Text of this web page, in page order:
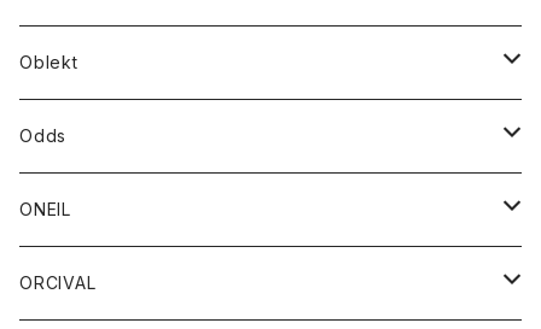
靴
ジャケット
シャツ
ボトム
ショートパンツ
パンツ
レディース
シャツ
Tシャツ
ブレスレット
靴
ストール/マフラー
トップス
シャツ
シャツジャケット
ボトム
ショートパンツ
ジーンズ
カットソー
スエット
ボトム
Oblekt
ボトム
ショートパンツ
パンツ
レディース
ボトム
Odds
帽子
ONEIL
スカート
ORCIVAL